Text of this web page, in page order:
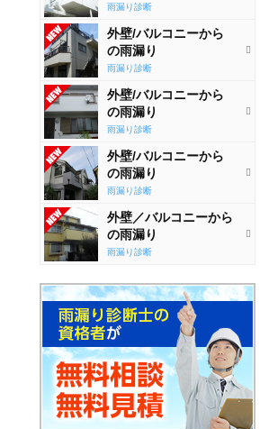
雨漏り診断
外壁/バルコニーから
の雨漏り
雨漏り診断
外壁/バルコニーから
の雨漏り
雨漏り診断
外壁/バルコニーから
の雨漏り
雨漏り診断
外壁／バルコニーから
の雨漏り
雨漏り診断